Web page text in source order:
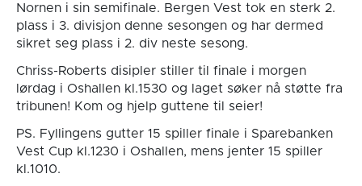
Nornen i sin semifinale. Bergen Vest tok en sterk 2.
plass i 3. divisjon denne sesongen og har dermed
sikret seg plass i 2. div neste sesong.
Chriss-Roberts disipler stiller til finale i morgen
lørdag i Oshallen kl.1530 og laget søker nå støtte fra
tribunen! Kom og hjelp guttene til seier!
PS. Fyllingens gutter 15 spiller finale i Sparebanken
Vest Cup kl.1230 i Oshallen, mens jenter 15 spiller
kl.1010.